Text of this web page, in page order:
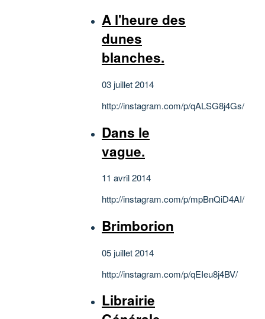
A l'heure des
dunes
blanches.
03 juillet 2014
http://instagram.com/p/qALSG8j4Gs/
Dans le
vague.
11 avril 2014
http://instagram.com/p/mpBnQiD4AI/
Brimborion
05 juillet 2014
http://instagram.com/p/qEIeu8j4BV/
Librairie